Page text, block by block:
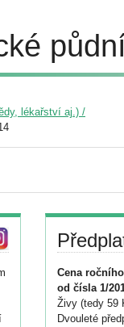
lékařství aj.) /
Cena
od čísla 1/
Živy (tedy 59
Dvouleté